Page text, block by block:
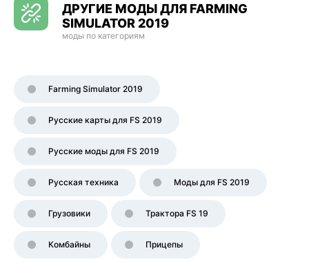
ДРУГИЕ МОДЫ ДЛЯ FARMING
SIMULATOR 2019
моды по категориям
Farming Simulator 2019
Русские карты для FS 2019
Русские моды для FS 2019
Русская техника Моды для FS 2019
Грузовики Трактора FS 19
Комбайны Прицепы